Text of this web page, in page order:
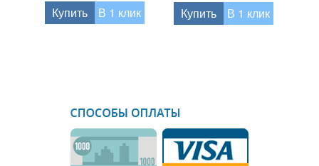
Купить В 1 клик Купить В 1 клик